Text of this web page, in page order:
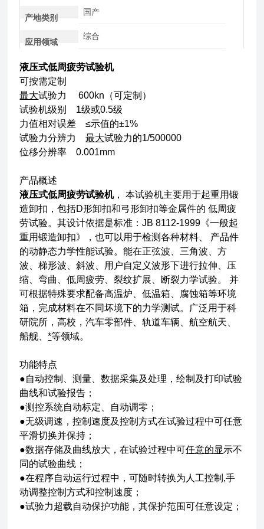
产地类别
国产
应用领域
综合
液压式低周疲劳试验机
可按需定制
最大试验力 600kn（可定制）
试验机级别 1级或0.5级
力值相对误差 ≤示值的±1%
试验力分辨力最大试验力的1/500000
位移分辨率 0.001mm
产品概述
液压式低周疲劳试验机， 本试验机主要用于起重用锻
造卸扣，包括D形卸扣和弓形卸扣等金属件的 低周疲
劳试验。其设计依据是标准：JB 8112-1999《一般起
重用锻造卸扣》，也可以用于检测各种材料、 产品件
的动静态力学性能试验。能在正弦波、三角波、方
波、梯形波、斜波、用户自定义波形下进行拉伸、压
缩、弯曲、低周疲劳、裂纹扩展、断裂力学试验。 并
可根据特殊要求配备高温炉、低温箱、腐蚀箱等环境
箱，完成材料在不同坏境下的力学测试。广泛用于科
研院所，高校，汽车零部件、轨道车辆、航空航天、
船舰、*等领域。
功能特点
●自动控制、测量、数据采集及处理，绘制及打印试验
曲线和试验报告；
●测控系统自动标定、自动调零；
●无级调速，控制速度及控制方式在试验过程中可任意
平滑切换并保持；
●数据存储及曲线放大，在试验过程中可任意的显示不
同的试验曲线；
●在程序自动运行过程中，可随时转换为人工控制,手
动调整控制方式和控制速度；
●试验力超载自动保护功能，其保护范围可任意设定；